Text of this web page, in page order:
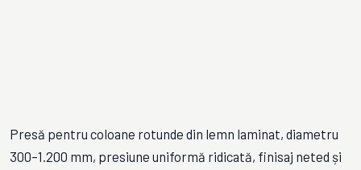
Presă pentru coloane rotunde din lemn laminat, diametru
300–1.200 mm, presiune uniformă ridicată, finisaj neted și